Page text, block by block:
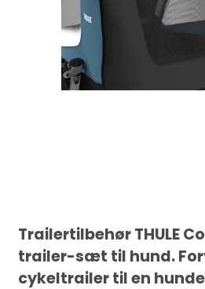
Trailertilbehør THULE
trailer-sæt til hund.
cykeltrailer til en